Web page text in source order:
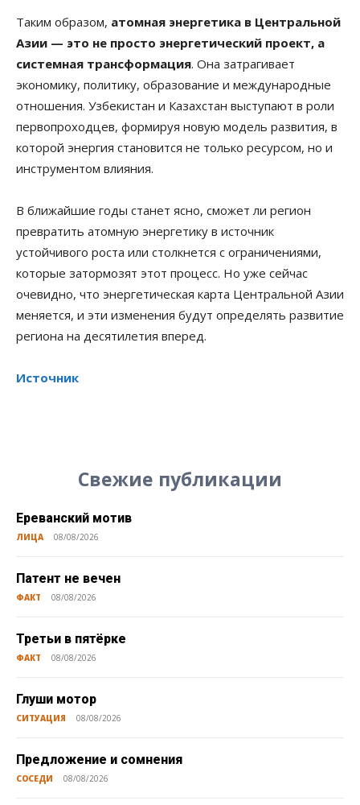
Таким образом, атомная энергетика в Центральной
Азии — это не просто энергетический проект, а
системная трансформация. Она затрагивает
экономику, политику, образование и международные
отношения. Узбекистан и Казахстан выступают в роли
первопроходцев, формируя новую модель развития, в
которой энергия становится не только ресурсом, но и
инструментом влияния.
В ближайшие годы станет ясно, сможет ли регион
превратить атомную энергетику в источник
устойчивого роста или столкнется с ограничениями,
которые затормозят этот процесс. Но уже сейчас
очевидно, что энергетическая карта Центральной Азии
меняется, и эти изменения будут определять развитие
региона на десятилетия вперед.
Источник
Свежие публикации
Ереванский мотив
ЛИЦА 08/08/2026
Патент не вечен
ФАКТ 08/08/2026
Третьи в пятёрке
ФАКТ 08/08/2026
Глуши мотор
СИТУАЦИЯ 08/08/2026
Предложение и сомнения
СОСЕДИ 08/08/2026